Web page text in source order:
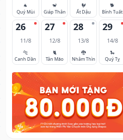
🐐
Quý Mùi
🐒
Giáp Thân
🐓
Ất Dậu
🐕
Bính Tuất
26
11/8
🐅
Canh Dần
27
12/8
🐈
Tân Mão
28
13/8
🐉
Nhâm Thìn
29
14/8
🐍
Quý Tỵ